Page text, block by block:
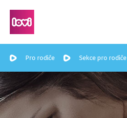
Pro rodiče Sekce pro rodiče